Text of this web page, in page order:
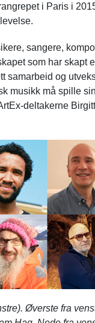
i Paris i
sangere,
som har skapt
samarbeid og
musikk må spille
deltakerne
Øverste fra